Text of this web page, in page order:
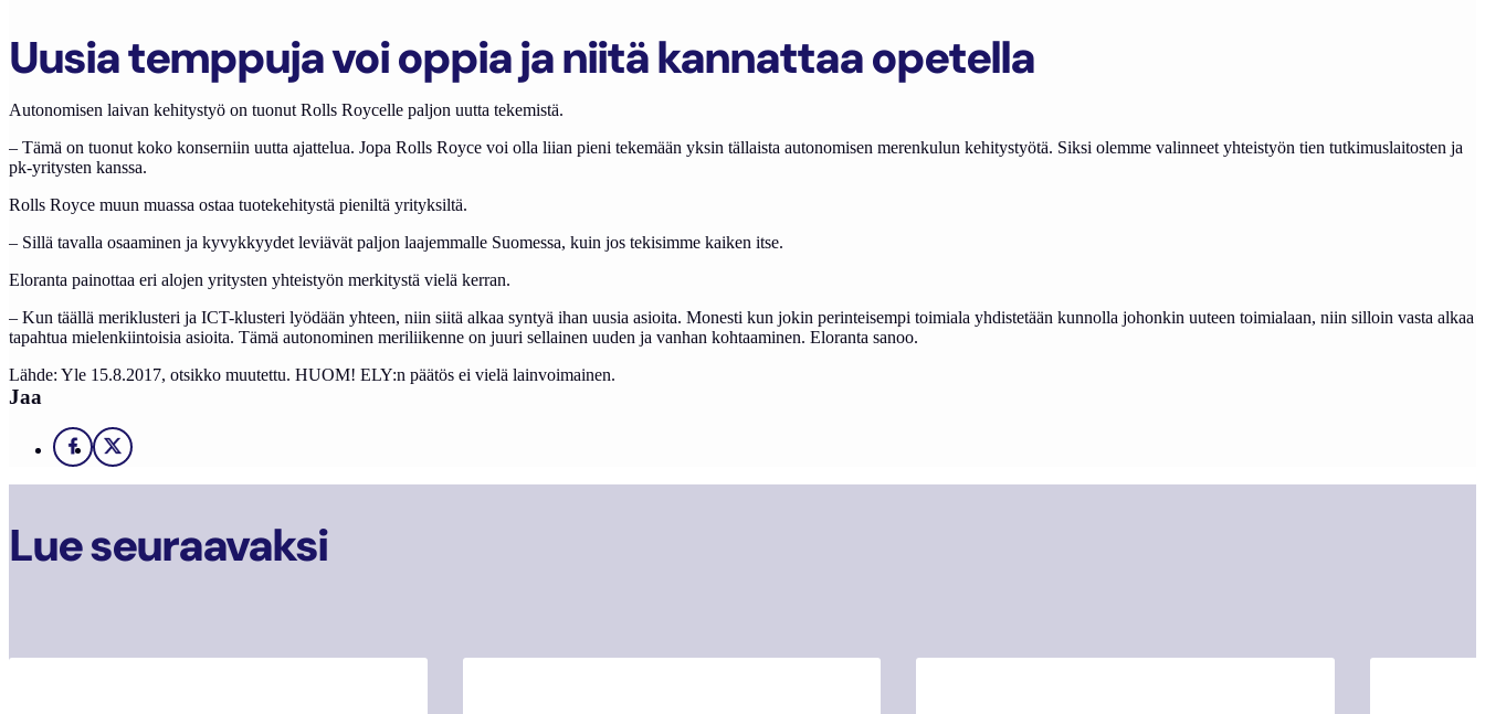
Uusia temppuja voi oppia ja niitä kannattaa opetella
Autonomisen laivan kehitystyö on tuonut Rolls Roycelle paljon uutta tekemistä.
– Tämä on tuonut koko konserniin uutta ajattelua. Jopa Rolls Royce voi olla liian pieni tekemään yksin tällaista autonomisen merenkulun kehitystyötä. Siksi olemme valinneet yhteistyön tien tutkimuslaitosten ja
pk-yritysten kanssa.
Rolls Royce muun muassa ostaa tuotekehitystä pieniltä yrityksiltä.
– Sillä tavalla osaaminen ja kyvykkyydet leviävät paljon laajemmalle Suomessa, kuin jos tekisimme kaiken itse.
Eloranta painottaa eri alojen yritysten yhteistyön merkitystä vielä kerran.
– Kun täällä meriklusteri ja ICT-klusteri lyödään yhteen, niin siitä alkaa syntyä ihan uusia asioita. Monesti kun jokin perinteisempi toimiala yhdistetään kunnolla johonkin uuteen toimialaan, niin silloin vasta alkaa
tapahtua mielenkiintoisia asioita. Tämä autonominen meriliikenne on juuri sellainen uuden ja vanhan kohtaaminen. Eloranta sanoo.
Lähde: Yle 15.8.2017, otsikko muutettu. HUOM! ELY:n päätös ei vielä lainvoimainen.
Jaa
Facebook
X
Lue seuraavaksi